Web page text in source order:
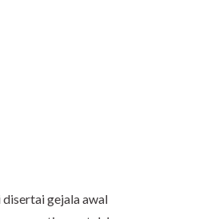
gejala awal